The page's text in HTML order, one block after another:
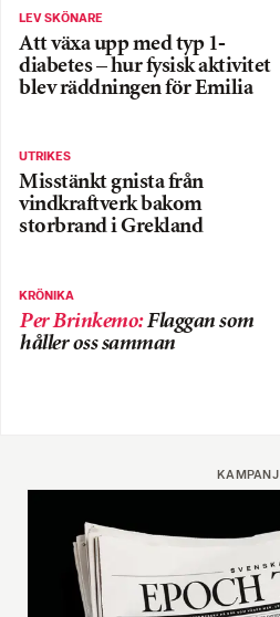
LEV SKÖNARE
Att växa upp med typ 1-
diabetes – hur fysisk aktivitet
blev räddningen för Emilia
UTRIKES
Misstänkt gnista från
vindkraftverk bakom
storbrand i Grekland
KRÖNIKA
Per Brinkemo:Flaggan som
håller oss samman
KAMPANJ